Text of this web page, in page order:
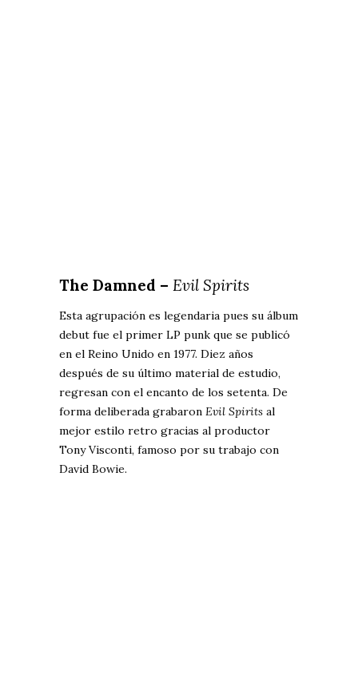
The Damned – Evil Spirits
Esta agrupación es legendaria pues su álbum
debut fue el primer LP punk que se publicó
en el Reino Unido en 1977. Diez años
después de su último material de estudio,
regresan con el encanto de los setenta. De
forma deliberada grabaron Evil Spirits al
mejor estilo retro gracias al productor
Tony Visconti, famoso por su trabajo con
David Bowie.